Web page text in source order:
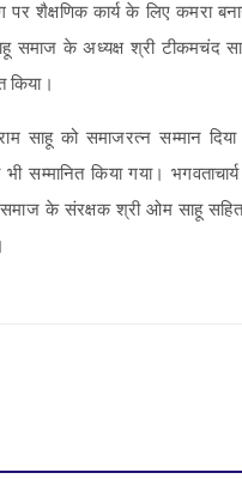
शैक्षणिक कार्य के लिए कमरा
समाज के अध्यक्ष श्री
किया।
साहू को समाजरत्न सम्मान दिया
सम्मानित किया गया।
के संरक्षक श्री ओम साहू